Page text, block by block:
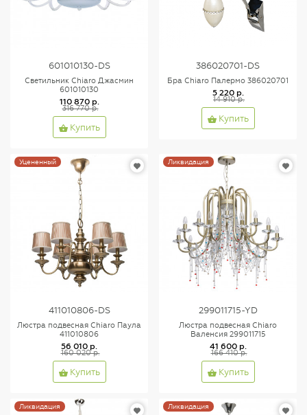
601010130-DS
Светильник Chiaro Джасмин
601010130
110 870 р.
316 770 р.
Купить
386020701-DS
Бра Chiaro Палермо 386020701
5 220 р.
14 910 р.
Купить
Уцененный
411010806-DS
Люстра подвесная Chiaro Паула
411010806
56 010 р.
160 020 р.
Купить
Ликвидация
299011715-YD
Люстра подвесная Chiaro
Валенсия 299011715
41 600 р.
166 410 р.
Купить
Ликвидация Ликвидация